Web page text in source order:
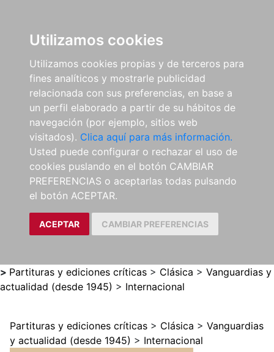
Utilizamos cookies
Utilizamos cookies propias y de terceros para
fines analíticos y mostrarle publicidad
relacionada con sus preferencias, en base a
un perfil elaborado a partir de su hábitos de
navegación (por ejemplo, sitios web
visitados). Clica aquí para más información.
Usted puede configurar o rechazar el uso de
cookies puslando en el botón CAMBIAR
PREFERENCIAS o aceptarlas todas pulsando
el botón ACEPTAR.
ACEPTAR CAMBIAR PREFERENCIAS
> Partituras y ediciones críticas > Clásica > Vanguardias y
actualidad (desde 1945) > Internacional
Partituras y ediciones críticas > Clásica > Vanguardias
y actualidad (desde 1945) > Internacional